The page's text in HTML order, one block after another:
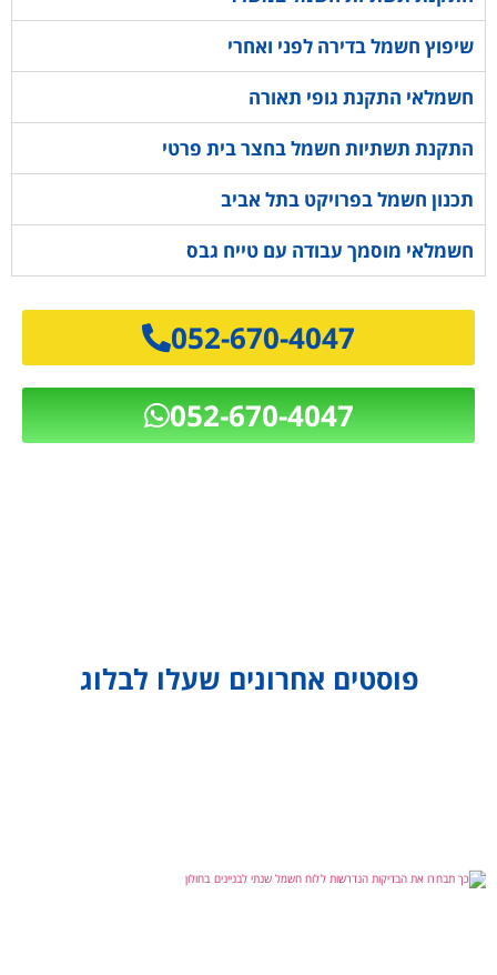
שיפוץ חשמל בדירה לפני ואחרי
חשמלאי התקנת גופי תאורה
התקנת תשתיות חשמל בחצר בית פרטי
תכנון חשמל בפרויקט בתל אביב
חשמלאי מוסמך עבודה עם טייח גבס
052-670-4047
052-670-4047
פוסטים אחרונים שעלו לבלוג